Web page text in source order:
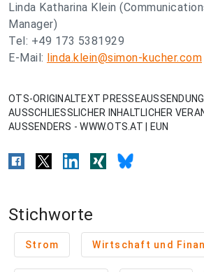
Linda Katharina Klein
Manager)
Tel: +49 173 5381929
E-Mail: linda.klein@simon-kucher.com
OTS-ORIGINALTEXT
AUSSCHLIESSLICHER INHALTLICHER
AUSSENDERS - WWW.OTS.AT | EUN
Stichworte
Strom Wirtschaft und